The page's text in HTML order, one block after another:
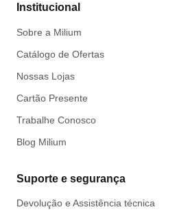
Institucional
Sobre a Milium
Catálogo de Ofertas
Nossas Lojas
Cartão Presente
Trabalhe Conosco
Blog Milium
Suporte e segurança
Devolução e Assistência técnica